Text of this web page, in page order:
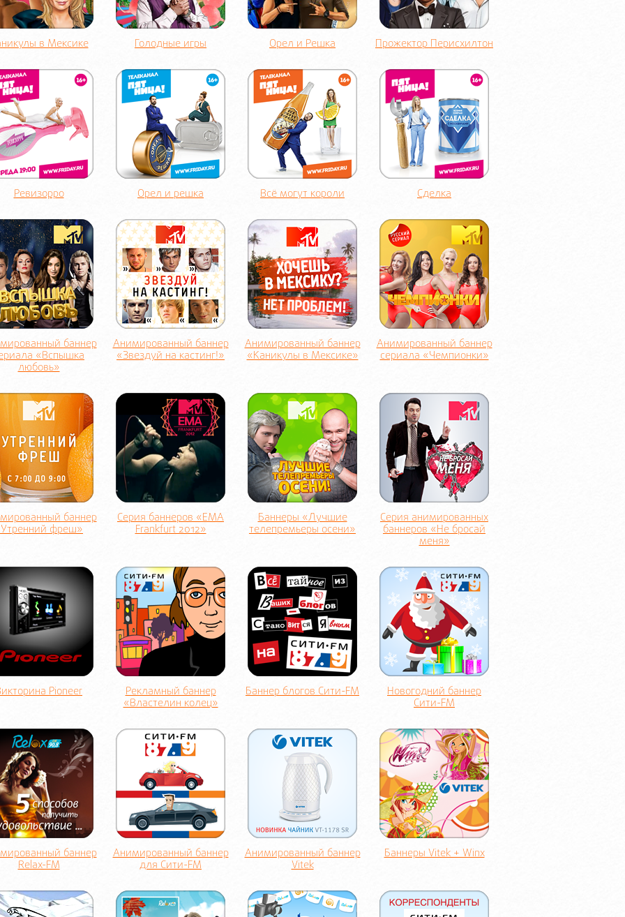
в Мексике Голодные игры Орел и Решка Прожектор Перисхилтон
Ревизорро Орел и решка Всё могут короли Сделка
баннер
«Вспышка
любовь»
Анимированный баннер
«Звездуй на кастинг!»
Анимированный баннер
«Каникулы в Мексике»
Анимированный баннер
сериала «Чемпионки»
баннер
фреш»
Серия баннеров «EMA
Frankfurt 2012»
Баннеры «Лучшие
телепремьеры осени»
Серия анимированных
баннеров «Не бросай
меня»
Pioneer Рекламный баннер
«Властелин колец»
Баннер блогов Сити-FM Новогодний баннер
Сити-FM
баннер
Relax-FM
Анимированный баннер
для Сити-FM
Анимированный баннер
Vitek
Баннеры Vitek + Winx